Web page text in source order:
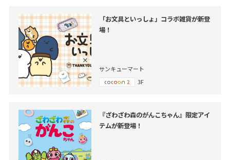
「お文具といっしょ」コラボ雑貨が新登
場！
サンキューマート
3F
『ざわざわ森のがんこちゃん』限定アイ
テムが新登場！